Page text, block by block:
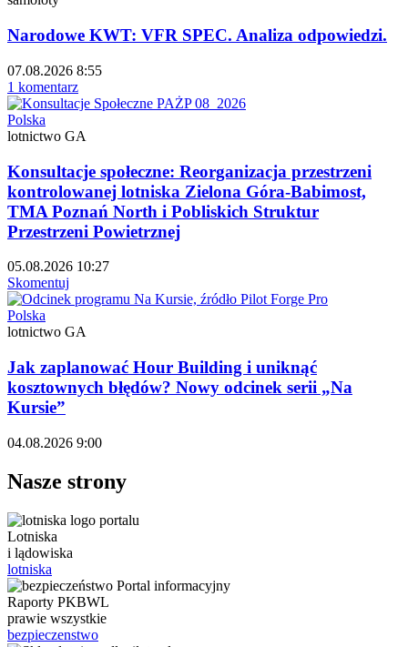
Narodowe KWT: VFR SPEC. Analiza odpowiedzi.
07.08.2026 8:55
1 komentarz
Polska
lotnictwo GA
Konsultacje społeczne: Reorganizacja przestrzeni
kontrolowanej lotniska Zielona Góra-Babimost,
TMA Poznań North i Pobliskich Struktur
Przestrzeni Powietrznej
05.08.2026 10:27
Skomentuj
Polska
lotnictwo GA
Jak zaplanować Hour Building i uniknąć
kosztownych błędów? Nowy odcinek serii „Na
Kursie”
04.08.2026 9:00
Nasze strony
Lotniska
i lądowiska
lotniska
Raporty PKBWL
prawie wszystkie
bezpieczenstwo